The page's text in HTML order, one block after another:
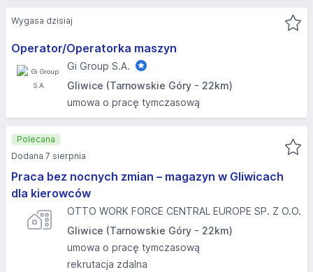
Operator/Operatorka maszyn
Gi Group S.A.
Gliwice (Tarnowskie Góry - 22km)
umowa o pracę tymczasową
Wygasa dzisiaj
Praca bez nocnych zmian – magazyn w Gliwicach
dla kierowców
OTTO WORK FORCE CENTRAL EUROPE SP. Z O.O.
Gliwice (Tarnowskie Góry - 22km)
umowa o pracę tymczasową
rekrutacja zdalna
Polecana
Dodana 7 sierpnia